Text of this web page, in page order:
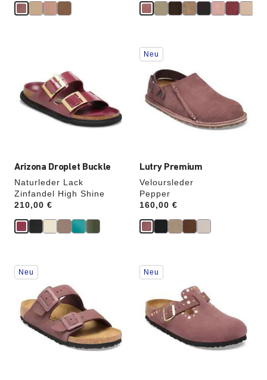
r
e
Arizona Droplet Buckle
Naturleder Lack
Zinfandel High Shine
Price:
210,00 €
Farben
werden
die
Produktbilder
aktualisiert.
Lutry Premium
Veloursleder
Pepper
Price:
160,00 €
Durch
Anklicken
Farben
werden
die
Produktbilder
aktualisiert.
Neu
Durch
Anklicken
Farben
werden
die
Produktbilder
aktualisiert.
Neu
Durch
Anklicken
Farben
werden
die
Produktbilder
aktualisiert.
Neu